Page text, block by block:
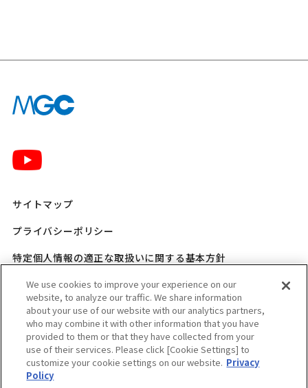
サイトマップ
プライバシーポリシー
特定個人情報の適正な取扱いに関する基本方針
三菱ガス化学 SNSポリシー
ご利用規程
ウェブアクセシビリティ方針
適格請求書発行事業者登録番号のお知らせ
We use cookies to improve your experience on our
website, to analyze our traffic. We share information
about your use of our website with our analytics partners,
who may combine it with other information that you have
provided to them or that they have collected from your
use of their services. Please click [Cookie Settings] to
customize your cookie settings on our website. Privacy
Policy